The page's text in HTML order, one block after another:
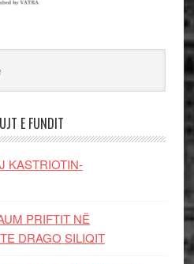
E FUNDIT
KASTRIOTIN-
PRIFTIT NË
DRAGO SILIQIT